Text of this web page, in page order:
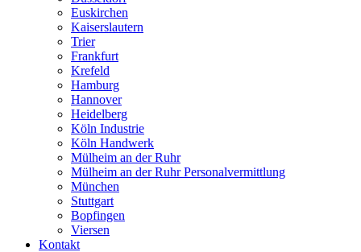
Euskirchen
Kaiserslautern
Trier
Frankfurt
Krefeld
Hamburg
Hannover
Heidelberg
Köln Industrie
Köln Handwerk
Mülheim an der Ruhr
Mülheim an der Ruhr Personalvermittlung
München
Stuttgart
Bopfingen
Viersen
Kontakt